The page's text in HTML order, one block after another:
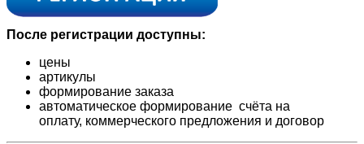
После регистрации доступны:
цены
артикулы
формирование заказа
автоматическое формирование счёта на
оплату, коммерческого предложения и договор